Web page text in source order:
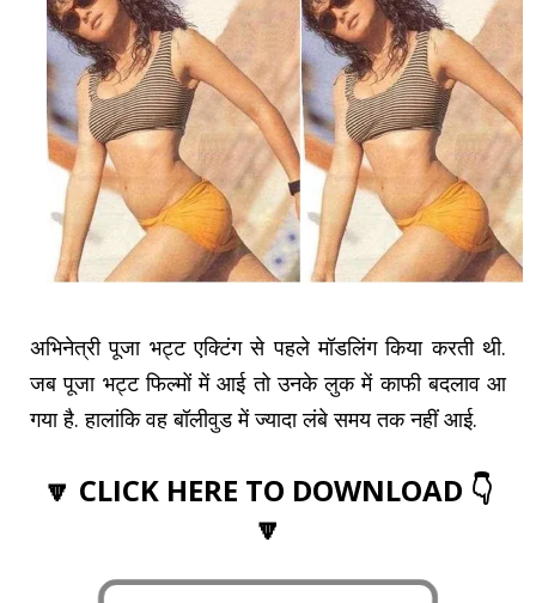
अभिनेत्री पूजा भट्ट एक्टिंग से पहले मॉडलिंग किया करती थी.
जब पूजा भट्ट फिल्मों में आई तो उनके लुक में काफी बदलाव आ
गया है. हालांकि वह बॉलीवुड में ज्यादा लंबे समय तक नहीं आई.
🔽 CLICK HERE TO DOWNLOAD 👇
🔽